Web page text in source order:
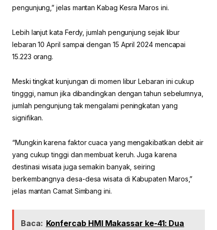
pengunjung,” jelas mantan Kabag Kesra Maros ini.
Lebih lanjut kata Ferdy, jumlah pengunjung sejak libur
lebaran 10 April sampai dengan 15 April 2024 mencapai
15.223 orang.
Meski tingkat kunjungan di momen libur Lebaran ini cukup
tingggi, namun jika dibandingkan dengan tahun sebelumnya,
jumlah pengunjung tak mengalami peningkatan yang
signifikan.
“Mungkin karena faktor cuaca yang mengakibatkan debit air
yang cukup tinggi dan membuat keruh. Juga karena
destinasi wisata juga semakin banyak, seiring
berkembangnya desa-desa wisata di Kabupaten Maros,”
jelas mantan Camat Simbang ini.
Baca: Konfercab HMI Makassar ke-41: Dua